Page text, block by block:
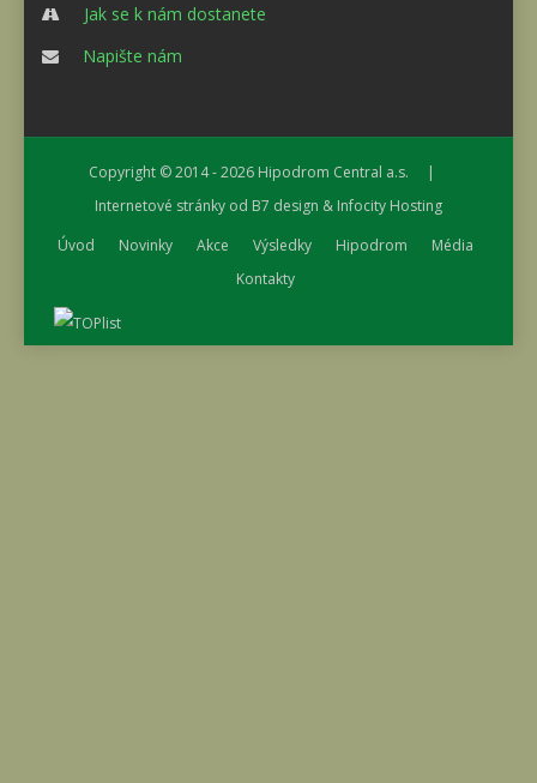
Jak se k nám dostanete
Napište nám
Copyright © 2014 - 2026 Hipodrom Central a.s. |
Internetové stránky od B7 design & Infocity Hosting
Úvod
Novinky Akce Výsledky Hipodrom
Média
Kontakty